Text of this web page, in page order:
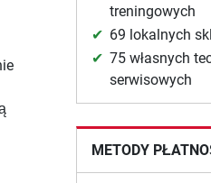
treningowych
69 lokalnych
75 własnych
serwisowych
METODY